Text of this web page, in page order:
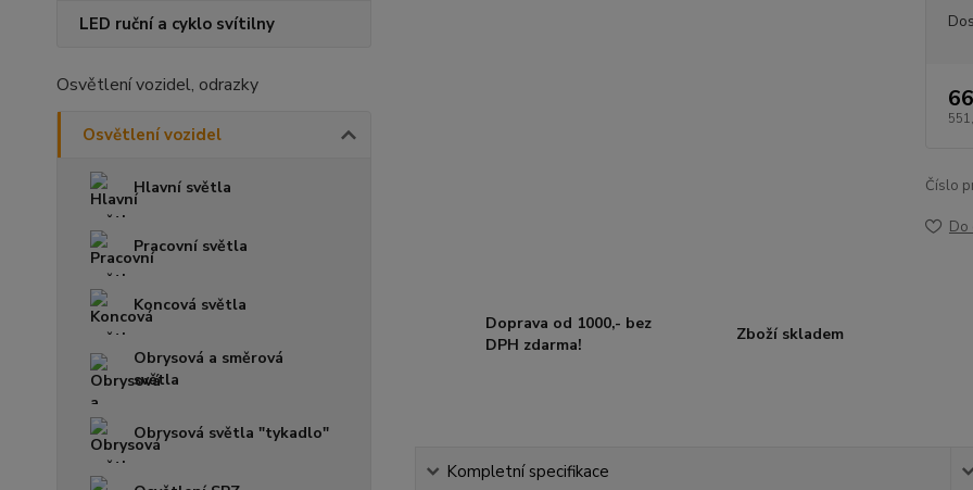
LED ruční a cyklo svítilny
Osvětlení vozidel, odrazky
Osvětlení vozidel
Hlavní světla
Pracovní světla
Koncová světla
Obrysová a směrová
světla
Obrysová světla "tykadlo"
Číslo
Do
Doprava od 1000,- bez
DPH zdarma!
Zboží skladem
Kompletní specifikace